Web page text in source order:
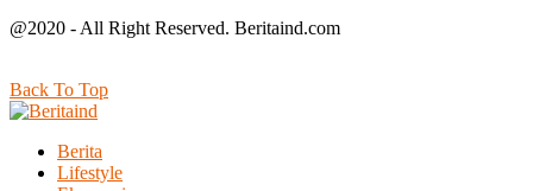
@2020 - All Right Reserved. Beritaind.com
Back To Top
Berita
Lifestyle